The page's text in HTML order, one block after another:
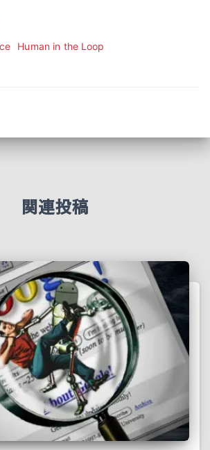
Human in the Loop
関連投稿